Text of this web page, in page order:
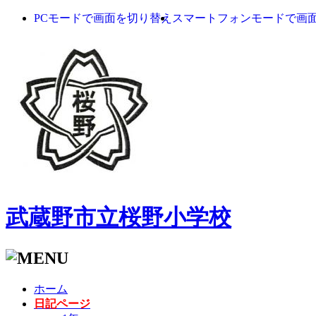
PCモードで画面を切り替え スマートフォンモードで画
武蔵野市立桜野小学校
ホーム
日記ページ